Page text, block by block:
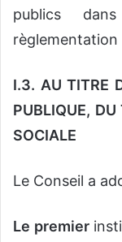
publics
règlementation
I.3. AU TITRE
PUBLIQUE,
SOCIALE
Le Conseil a
Le premier